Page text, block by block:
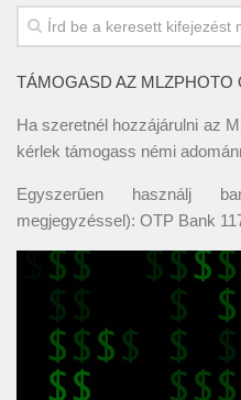
TÁMOGASD AZ MLZPHOTO
Ha szeretnél hozzájárulni az
kérlek támogass némi
Egyszerűen használj
megjegyzéssel): OTP Bank